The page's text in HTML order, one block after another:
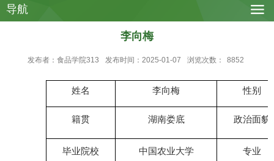
导航
李向梅
发布者：食品学院313 发布时间：2025-01-07 浏览次数： 8852
姓名 李向梅 性别
籍贯 湖南娄底 政治面貌
毕业院校 中国农业大学 专业